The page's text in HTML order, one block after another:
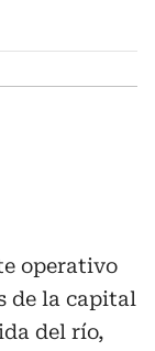
operativo
de la capital
del río,